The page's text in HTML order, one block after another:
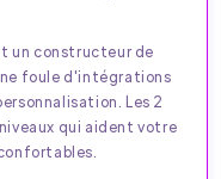
un constructeur de
foule d'intégrations
Les 2
qui aident votre